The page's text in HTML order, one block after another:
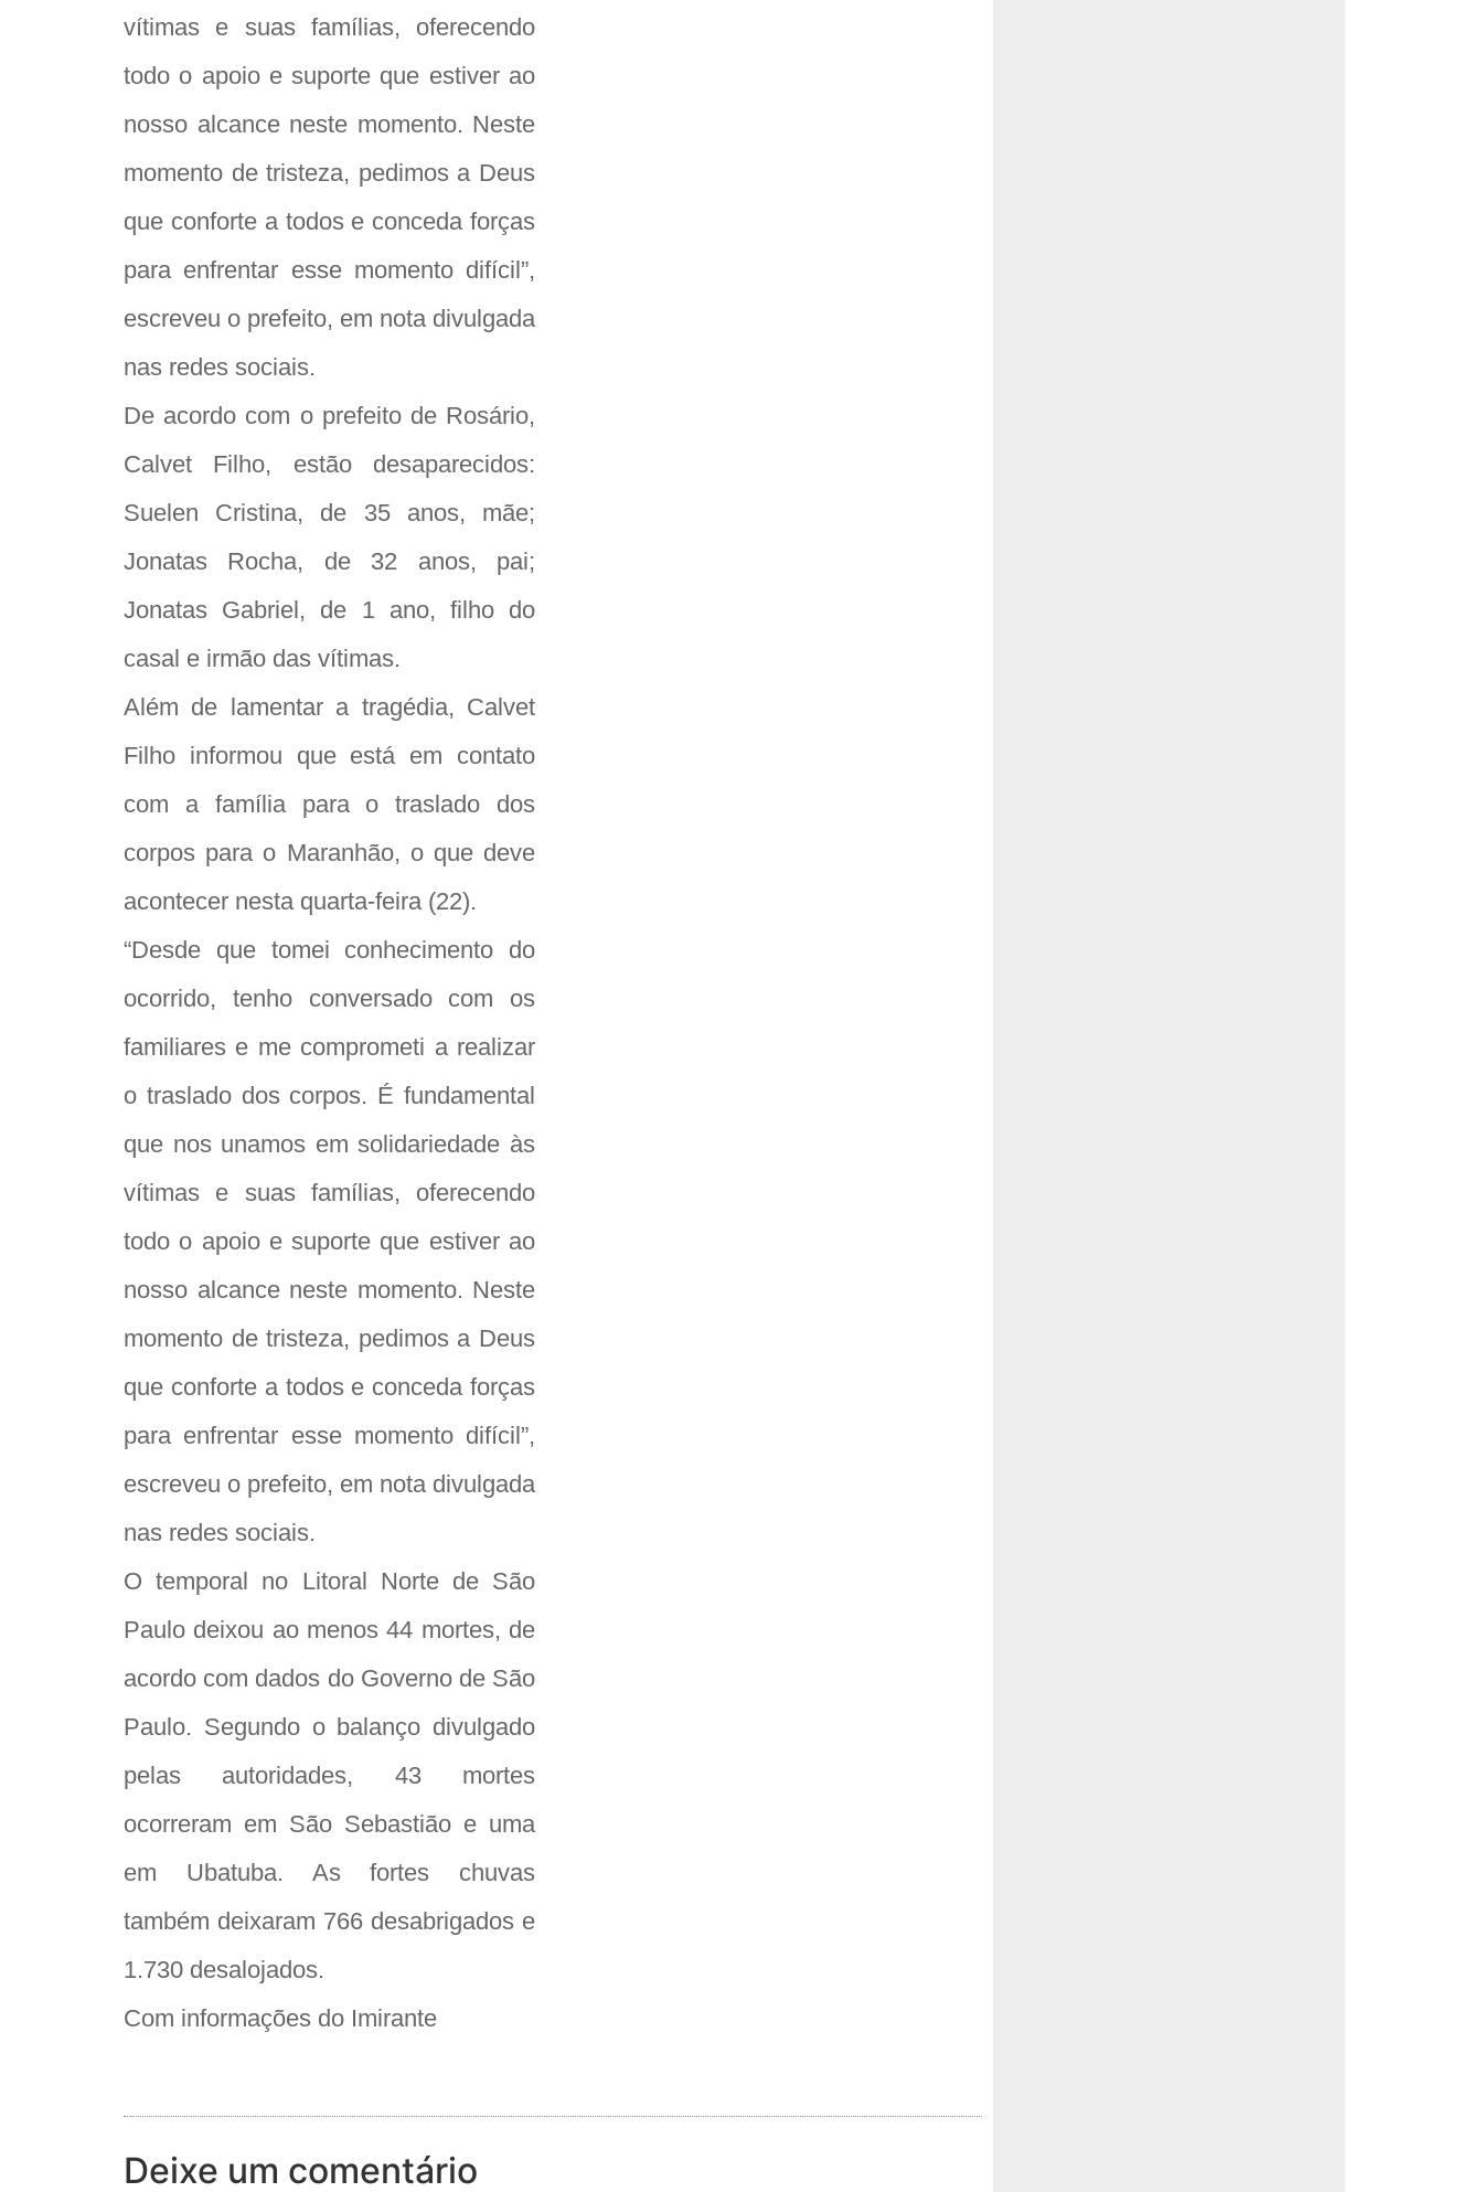
vítimas e suas famílias, oferecendo
todo o apoio e suporte que estiver ao
nosso alcance neste momento. Neste
momento de tristeza, pedimos a Deus
que conforte a todos e conceda forças
para enfrentar esse momento difícil”,
escreveu o prefeito, em nota divulgada
nas redes sociais.
De acordo com o prefeito de Rosário,
Calvet Filho, estão desaparecidos:
Suelen Cristina, de 35 anos, mãe;
Jonatas Rocha, de 32 anos, pai;
Jonatas Gabriel, de 1 ano, filho do
casal e irmão das vítimas.
Além de lamentar a tragédia, Calvet
Filho informou que está em contato
com a família para o traslado dos
corpos para o Maranhão, o que deve
acontecer nesta quarta-feira (22).
“Desde que tomei conhecimento do
ocorrido, tenho conversado com os
familiares e me comprometi a realizar
o traslado dos corpos. É fundamental
que nos unamos em solidariedade às
vítimas e suas famílias, oferecendo
todo o apoio e suporte que estiver ao
nosso alcance neste momento. Neste
momento de tristeza, pedimos a Deus
que conforte a todos e conceda forças
para enfrentar esse momento difícil”,
escreveu o prefeito, em nota divulgada
nas redes sociais.
O temporal no Litoral Norte de São
Paulo deixou ao menos 44 mortes, de
acordo com dados do Governo de São
Paulo. Segundo o balanço divulgado
pelas autoridades, 43 mortes
ocorreram em São Sebastião e uma
em Ubatuba. As fortes chuvas
também deixaram 766 desabrigados e
1.730 desalojados.
Com informações do Imirante
Deixe um comentário